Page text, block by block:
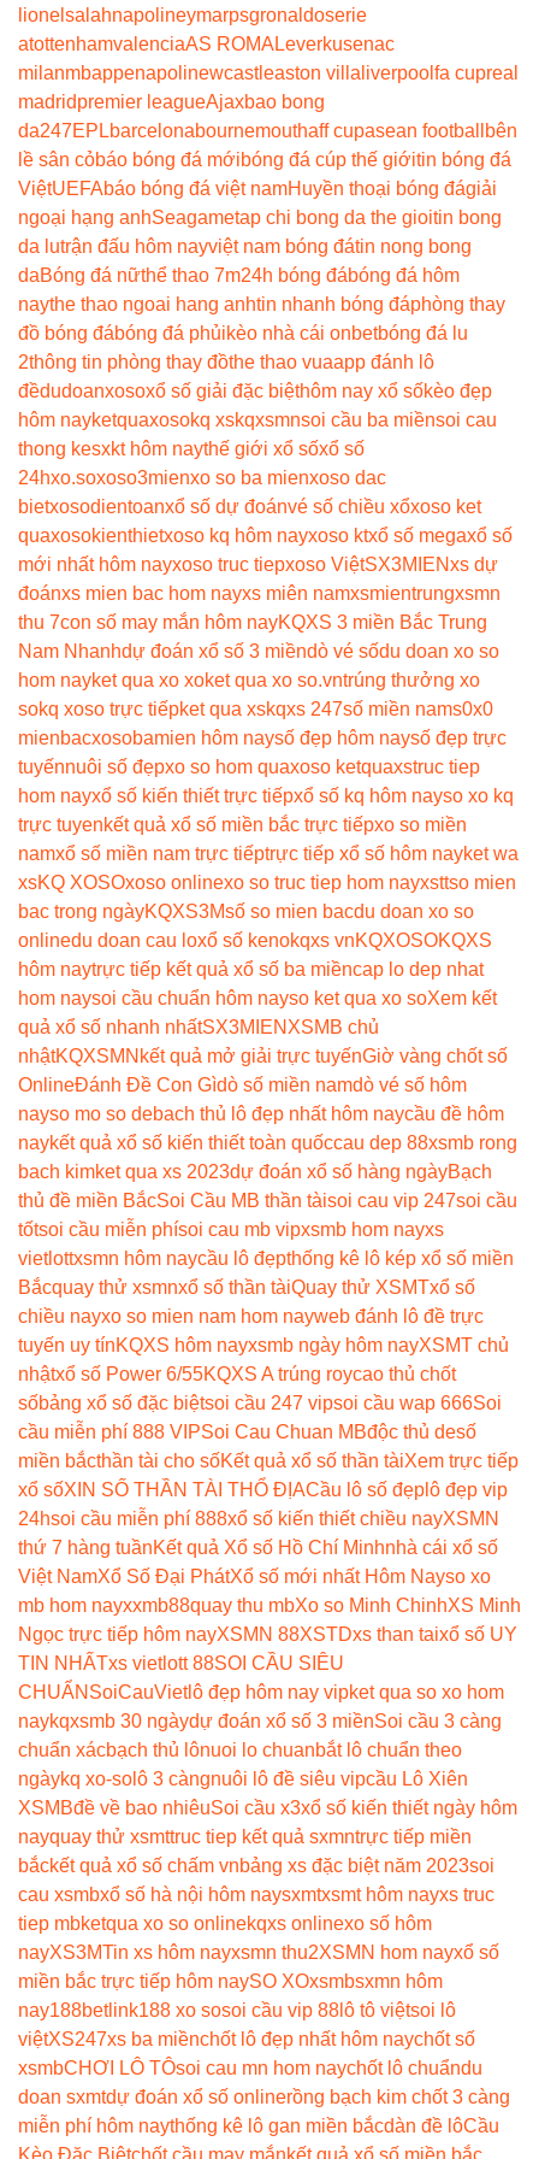
lionel salahnapolineymarpsgronaldoserie
atottenhamvalenciaAS ROMA Leverkusenac
milanmbappenapolinewcastleaston villa liverpool fa cupreal
madridpremier leagueAjaxbao bong
da247EPLbarcelonabournemouthaff cupasean football
bên
lề sân cỏbáo bóng đá mớibóng đá cúp thế giớitin bóng đá
ViệtUEFAbáo bóng đá việt namHuyền thoại bóng đágiải
ngoại hạng anhSeagametap chi bong da the gioitin bong
da lutrận đấu hôm nayviệt nam bóng đátin nong bong
daBóng đá nữthể thao 7m24h bóng đábóng đá hôm
naythe thao ngoai hang anhtin nhanh bóng đáphòng thay
đồ bóng đábóng đá phủikèo nhà cái onbetbóng đá lu
2thông tin phòng thay đồthe thao vuaapp đánh lô
đềdudoanxosoxổ số giải đặc biệthôm nay xổ sốkèo đẹp
hôm nayketquaxosokq xskqxsmnsoi cầu ba miềnsoi cau
thong kesxkt hôm naythế giới xổ sốxổ số
24hxo.soxoso3mienxo so ba mienxoso dac
bietxosodientoanxổ số dự đoánvé số chiều xổxoso ket
quaxosokienthietxoso kq hôm nayxoso ktxổ số megaxổ số
mới nhất hôm nayxoso truc tiepxoso ViệtSX3MIENxs dự
đoánxs mien bac hom nayxs miên namxsmientrungxsmn
thu 7con số may mắn hôm nayKQXS 3 miền Bắc Trung
Nam Nhanhdự đoán xổ số 3 miềndò vé sốdu doan xo so
hom nayket qua xo xoket qua xo so.vntrúng thưởng xo
sokq xoso trực tiếpket qua xskqxs 247số miền nams0x0
mienbacxosobamien hôm naysố đẹp hôm naysố đẹp trực
tuyếnnuôi số đẹpxo so hom quaxoso ketquaxstruc tiep
hom nayxổ số kiến thiết trực tiếpxổ số kq hôm nayso xo kq
trực tuyenkết quả xổ số miền bắc trực tiếpxo so miền
namxổ số miền nam trực tiếptrực tiếp xổ số hôm nayket wa
xsKQ XOSOxoso onlinexo so truc tiep hom nayxsttso mien
bac trong ngàyKQXS3Msố so mien bacdu doan xo so
onlinedu doan cau loxổ số kenokqxs vnKQXOSOKQXS
hôm naytrực tiếp kết quả xổ số ba miềncap lo dep nhat
hom naysoi cầu chuẩn hôm nayso ket qua xo soXem kết
quả xổ số nhanh nhấtSX3MIEN XSMB chủ
nhậtKQXSMN kết quả mở giải trực tuyếnGiờ vàng chốt số
OnlineĐánh Đề Con Gìdò số miền namdò vé số hôm
nayso mo so debach thủ lô đẹp nhất hôm naycầu đề hôm
naykết quả xổ số kiến thiết toàn quốccau dep 88xsmb rong
bach kimket qua xs 2023dự đoán xổ số hàng ngàyBạch
thủ đề miền BắcSoi Cầu MB thần tàisoi cau vip 247soi cầu
tốtsoi cầu miễn phísoi cau mb vipxsmb hom nayxs
vietlottxsmn hôm naycầu lô đẹpthống kê lô kép xổ số miền
Bắcquay thử xsmnxổ số thần tàiQuay thử XSMTxổ số
chiều nayxo so mien nam hom nayweb đánh lô đề trực
tuyến uy tínKQXS hôm nayxsmb ngày hôm nayXSMT chủ
nhậtxổ số Power 6/55KQXS A trúng roycao thủ chốt
sốbảng xổ số đặc biệtsoi cầu 247 vipsoi cầu wap 666Soi
cầu miễn phí 888 VIPSoi Cau Chuan MBđộc thủ desố
miền bắcthần tài cho sốKết quả xổ số thần tàiXem trực tiếp
xổ sốXIN SỐ THẦN TÀI THỔ ĐỊACầu lô số đẹp lô đẹp vip
24hsoi cầu miễn phí 888xổ số kiến thiết chiều nayXSMN
thứ 7 hàng tuầnKết quả Xổ số Hồ Chí Minhnhà cái xổ số
Việt NamXổ Số Đại PhátXổ số mới nhất Hôm Nayso xo
mb hom nayxxmb88quay thu mbXo so Minh ChinhXS Minh
Ngọc trực tiếp hôm nayXSMN 88XSTDxs than taixổ số UY
TIN NHẤTxs vietlott 88SOI CẦU SIÊU
CHUẨN SoiCauVietlô đẹp hôm nay vipket qua so xo hom
naykqxsmb 30 ngàydự đoán xổ số 3 miềnSoi cầu 3 càng
chuẩn xácbạch thủ lônuoi lo chuanbắt lô chuẩn theo
ngàykq xo-so lô 3 càngnuôi lô đề siêu vipcầu Lô Xiên
XSMBđề về bao nhiêuSoi cầu x3xổ số kiến thiết ngày hôm
nayquay thử xsmttruc tiep kết quả sxmntrực tiếp miền
bắckết quả xổ số chấm vnbảng xs đặc biệt năm 2023soi
cau xsmbxổ số hà nội hôm naysxmtxsmt hôm nayxs truc
tiep mbketqua xo so onlinekqxs onlinexo số hôm
nayXS3MTin xs hôm nayxsmn thu2XSMN hom nayxổ số
miền bắc trực tiếp hôm naySO XOxsmbsxmn hôm
nay188betlink188 xo sosoi cầu vip 88 lô tô việtsoi lô
việtXS247xs ba miềnchốt lô đẹp nhất hôm naychốt số
xsmbCHƠI LÔ TÔsoi cau mn hom naychốt lô chuẩndu
doan sxmtdự đoán xổ số onlinerồng bạch kim chốt 3 càng
miễn phí hôm naythống kê lô gan miền bắcdàn đề lôCầu
Kèo Đặc Biệtchốt cầu may mắnkết quả xổ số miền bắc